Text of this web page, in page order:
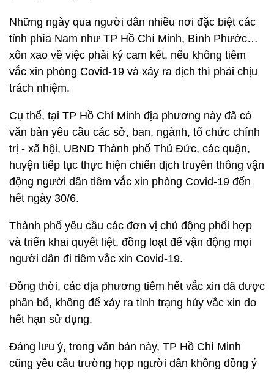
Những ngày qua người dân nhiều nơi đặc biệt các
tỉnh phía Nam như TP Hồ Chí Minh, Bình Phước…
xôn xao về việc phải ký cam kết, nếu không tiêm
vắc xin phòng Covid-19 và xảy ra dịch thì phải chịu
trách nhiệm.
Cụ thể, tại TP Hồ Chí Minh địa phương này đã có
văn bản yêu cầu các sở, ban, ngành, tổ chức chính
trị - xã hội, UBND Thành phố Thủ Đức, các quận,
huyện tiếp tục thực hiện chiến dịch truyền thông vận
động người dân tiêm vắc xin phòng Covid-19 đến
hết ngày 30/6.
Thành phố yêu cầu các đơn vị chủ động phối hợp
và triển khai quyết liệt, đồng loạt để vận động mọi
người dân đi tiêm vắc xin Covid-19.
Đồng thời, các địa phương tiêm hết vắc xin đã được
phân bổ, không để xảy ra tình trạng hủy vắc xin do
hết hạn sử dụng.
Đáng lưu ý, trong văn bản này, TP Hồ Chí Minh
cũng yêu cầu trường hợp người dân không đồng ý